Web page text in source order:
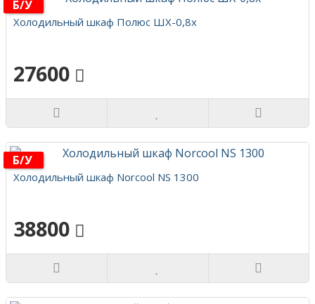
Б/у
Холодильный шкаф Полюс ШХ-0,8х
27600
Б/у
Холодильный шкаф Norcool NS 1300
38800